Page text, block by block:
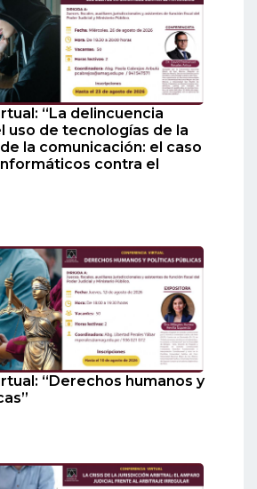
“La delincuencia
uso de tecnologías de la
la comunicación: el caso
contra el
“Derechos humanos y